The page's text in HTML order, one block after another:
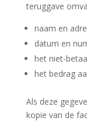
teruggave
naam en
datum en
het niet-
het bedrag
Als deze
kopie van de